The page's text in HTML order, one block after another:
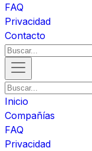
FAQ
Privacidad
Contacto
Inicio
Compañías
FAQ
Privacidad